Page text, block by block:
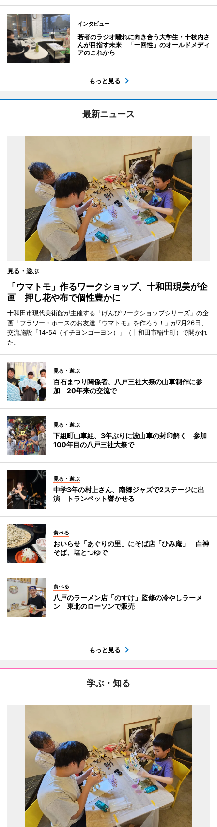
インタビュー
若者のラジオ離れに向き合う大学生・十枝内さ
んが目指す未来 「一回性」のオールドメディ
アのこれから
もっと見る
最新ニュース
見る・遊ぶ
「ウマトモ」作るワークショップ、十和田現美が企
画 押し花や布で個性豊かに
十和田市現代美術館が主催する「げんびワークショップシリーズ」の企
画「フラワー・ホースのお友達『ウマトモ』を作ろう！」が7月26日、
交流施設「14-54（イチヨンゴーヨン）」（十和田市稲生町）で開かれ
た。
見る・遊ぶ
百石まつり関係者、八戸三社大祭の山車制作に参
加 20年来の交流で
見る・遊ぶ
下組町山車組、3年ぶりに波山車の封印解く 参加
100年目の八戸三社大祭で
見る・遊ぶ
中学3年の村上さん、南郷ジャズで2ステージに出
演 トランペット響かせる
食べる
おいらせ「あぐりの里」にそば店「ひみ庵」 白神
そば、塩とつゆで
食べる
八戸のラーメン店「のすけ」監修の冷やしラーメ
ン 東北のローソンで販売
もっと見る
学ぶ・知る